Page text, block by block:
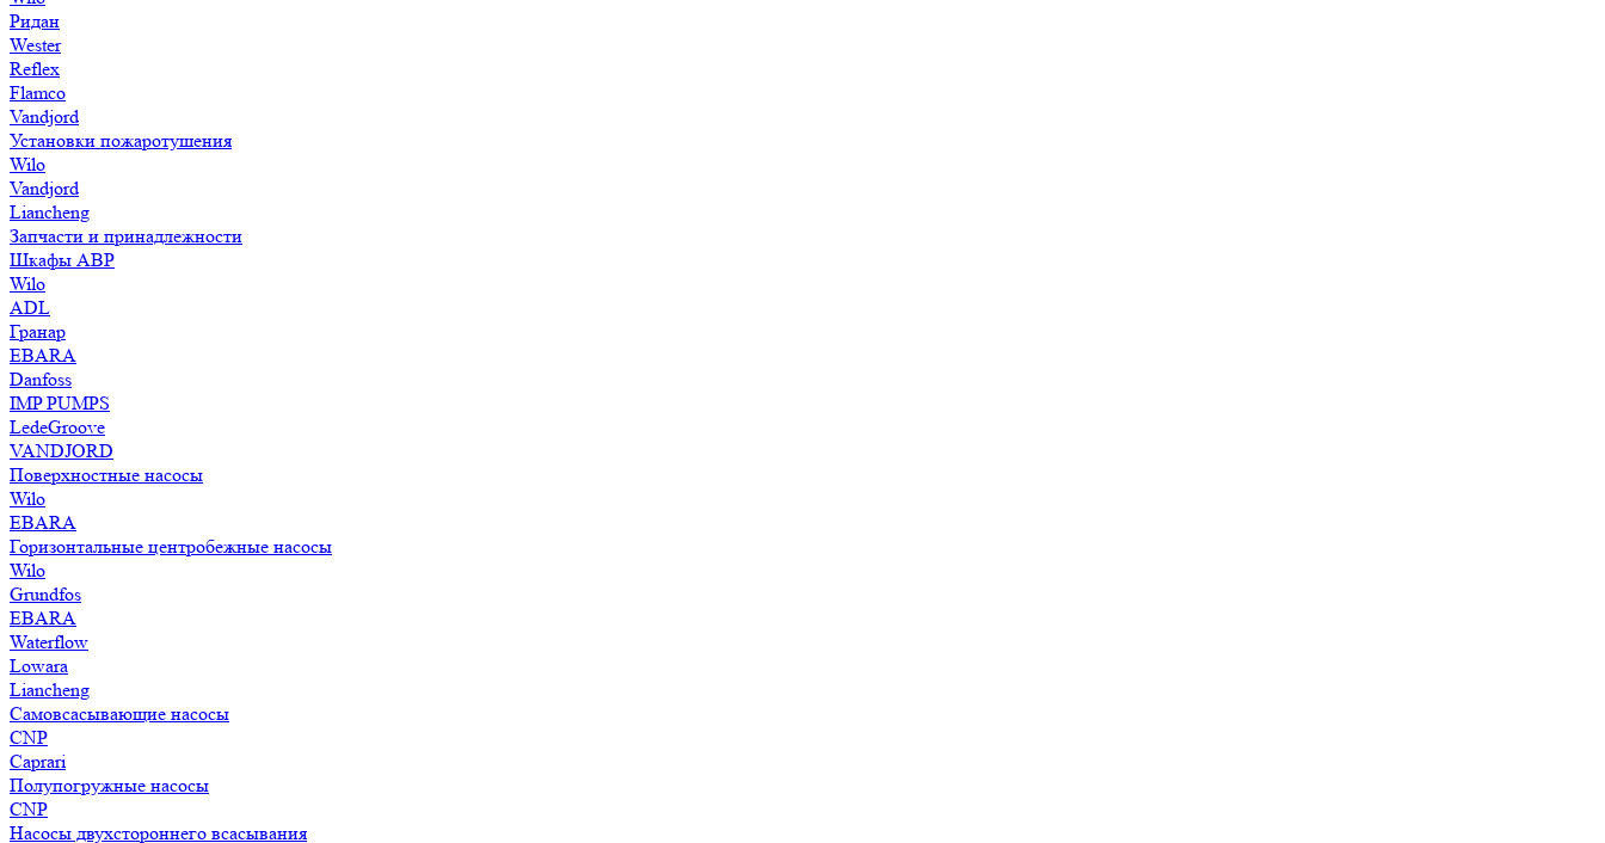
Ридан
Wester
Reflex
Flamco
Vandjord
Установки пожаротушения
Wilo
Vandjord
Liancheng
Запчасти и принадлежности
Шкафы АВР
Wilo
ADL
Гранар
EBARA
Danfoss
IMP PUMPS
LedeGroove
VANDJORD
Поверхностные насосы
Wilo
EBARA
Горизонтальные центробежные насосы
Wilo
Grundfos
EBARA
Waterflow
Lowara
Liancheng
Самовсасывающие насосы
CNP
Caprari
Полупогружные насосы
CNP
Насосы двухстороннего всасывания